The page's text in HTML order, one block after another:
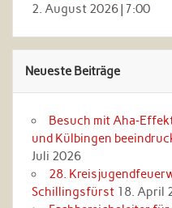
2. August 2026| 7:00
Neueste Beiträge
Besuch mit
und Külbingen
Juli 2026
28.
Schillingsfürst 18. April